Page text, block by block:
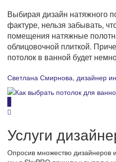
Выбирая дизайн натяжного
фактуре, нельзя забывать,
помещения натяжные
облицовочной плиткой.
потолок в ванной будет
Светлана Смирнова, дизайнер
Услуги
Опросив множество дизайнеров